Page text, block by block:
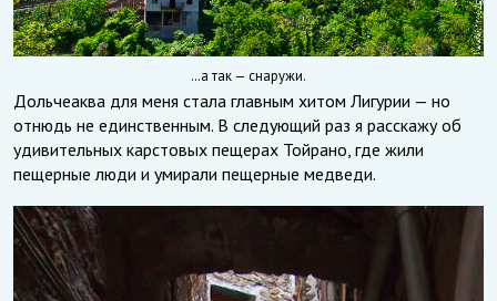
…а так — снаружи.
Дольчеаква для меня стала главным хитом Лигурии — но
отнюдь не единственным. В следующий раз я расскажу об
удивительных карстовых пещерах Тойрано, где жили
пещерные люди и умирали пещерные медведи.